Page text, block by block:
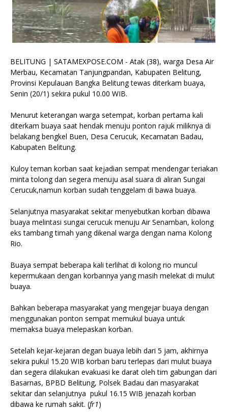
BELITUNG | SATAMEXPOSE.COM - Atak (38), warga Desa Air
Merbau, Kecamatan Tanjungpandan, Kabupaten Belitung,
Provinsi Kepulauan Bangka Belitung tewas diterkam buaya,
Senin (20/1) sekira pukul 10.00 WIB.
Menurut keterangan warga setempat, korban pertama kali
diterkam buaya saat hendak menuju ponton rajuk miliknya di
belakang bengkel Buen, Desa Cerucuk, Kecamatan Badau,
Kabupaten Belitung.
Kuloy teman korban saat kejadian sempat mendengar teriakan
minta tolong dan segera menuju asal suara di aliran Sungai
Cerucuk,namun korban sudah tenggelam di bawa buaya.
Selanjutnya masyarakat sekitar menyebutkan korban dibawa
buaya melintasi sungai cerucuk menuju Air Senamban, kolong
eks tambang timah yang dikenal warga dengan nama Kolong
Rio.
Buaya sempat beberapa kali terlihat di kolong rio muncul
kepermukaan dengan korbannya yang masih melekat di mulut
buaya.
Bahkan beberapa masyarakat yang mengejar buaya dengan
menggunakan ponton sempat memukul buaya untuk
memaksa buaya melepaskan korban.
Setelah kejar-kejaran degan buaya lebih dari 5 jam, akhirnya
sekira pukul 15.20 WIB korban baru terlepas dari mulut buaya
dan segera dilakukan evakuasi ke darat oleh tim gabungan dari
Basarnas, BPBD Belitung, Polsek Badau dan masyarakat
sekitar dan selanjutnya pukul 16.15 WIB jenazah korban
dibawa ke rumah sakit. (fr1)